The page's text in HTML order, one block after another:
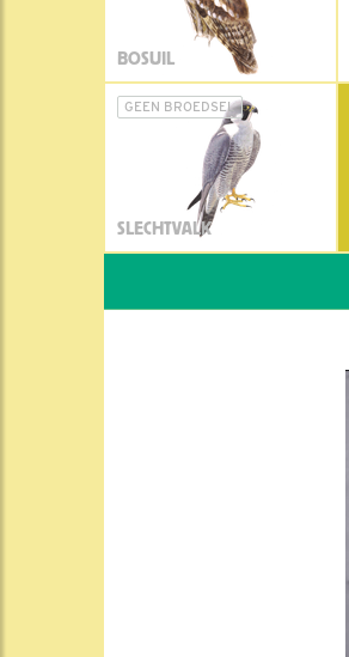
BOSUIL
GEEN BROEDSEL
SLECHTVALK